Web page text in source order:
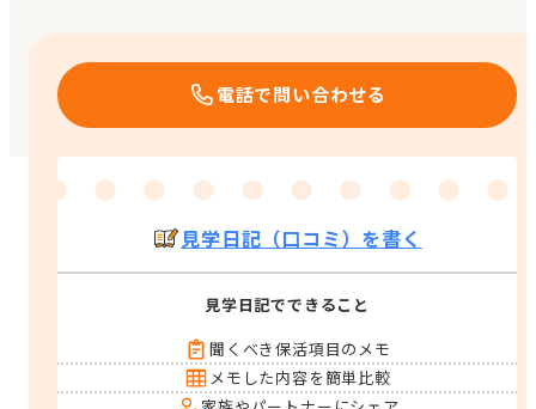
電話で問い合わせる
見学日記（口コミ）を書く
見学日記でできること
聞くべき保活項目のメモ
メモした内容を簡単比較